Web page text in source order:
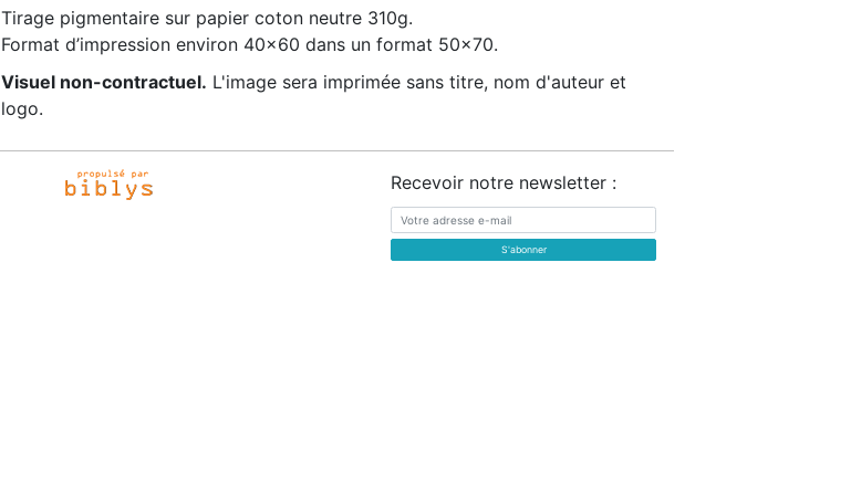
Tirage pigmentaire sur papier coton neutre 310g.
Format d’impression environ 40x60 dans un format 50x70.
Visuel non-contractuel. L'image sera imprimée sans titre, nom d'auteur et
logo.
Recevoir notre newsletter :